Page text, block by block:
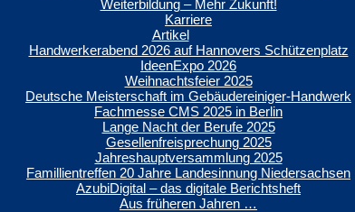
Weiterbildung – Mehr Zukunft!
Karriere
Artikel
Handwerkerabend 2026 auf Hannovers Schützenplatz
IdeenExpo 2026
Weihnachtsfeier 2025
Deutsche Meisterschaft im Gebäudereiniger-Handwerk
Fachmesse CMS 2025 in Berlin
Lange Nacht der Berufe 2025
Gesellenfreisprechung 2025
Jahreshauptversammlung 2025
Famillientreffen 20 Jahre Landesinnung Niedersachsen
AzubiDigital – das digitale Berichtsheft
Aus früheren Jahren …